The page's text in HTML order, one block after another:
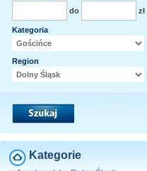
do
zł
Kategoria
Region
Kategorie